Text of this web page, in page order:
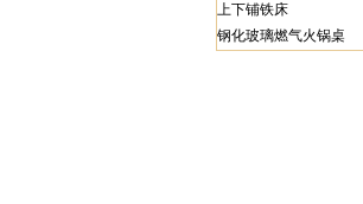
上下铺铁床
钢化玻璃燃气火锅桌